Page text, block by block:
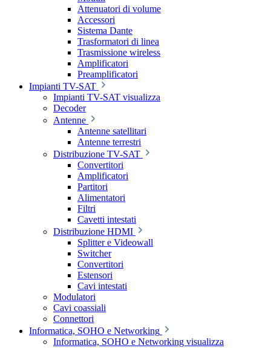
Attenuatori di volume
Accessori
Sistema Dante
Trasformatori di linea
Trasmissione wireless
Amplificatori
Preamplificatori
Impianti TV-SAT
Impianti TV-SAT visualizza
Decoder
Antenne
Antenne satellitari
Antenne terrestri
Distribuzione TV-SAT
Convertitori
Amplificatori
Partitori
Alimentatori
Filtri
Cavetti intestati
Distribuzione HDMI
Splitter e Videowall
Switcher
Convertitori
Estensori
Cavi intestati
Modulatori
Cavi coassiali
Connettori
Informatica, SOHO e Networking
Informatica, SOHO e Networking visualizza